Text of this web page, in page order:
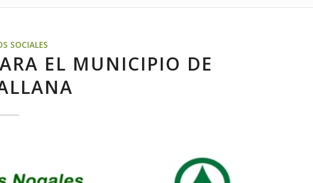
SOCIALES
EL MUNICIPIO DE